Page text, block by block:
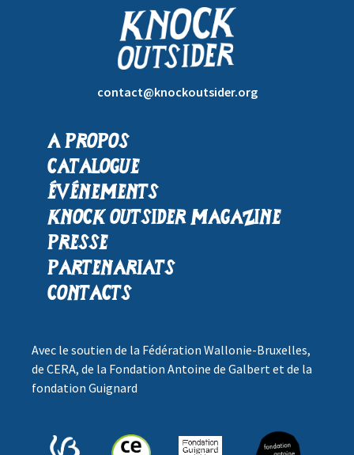
contact@knockoutsider.org
A propos
Catalogue
Événements
Knock Outsider Magazine
Presse
Partenariats
Contacts
Avec le soutien de la Fédération Wallonie-Bruxelles,
de CERA, de la Fondation Antoine de Galbert et de la
fondation Guignard